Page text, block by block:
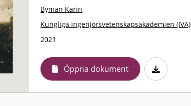
Byman Karin
Kungliga ingenjörsvetenskapsakademien (IVA)
2021
Öppna dokument